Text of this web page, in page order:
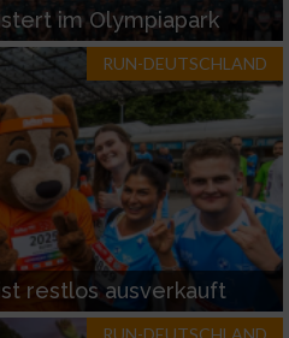
im Olympiapark
RUN-DEUTSCHLAND
restlos ausverkauft